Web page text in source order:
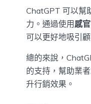
ChatGPT 可以幫
力。通過使用 感
可以更好地吸引
總的來說，
的支持，幫助業
升行銷效果。